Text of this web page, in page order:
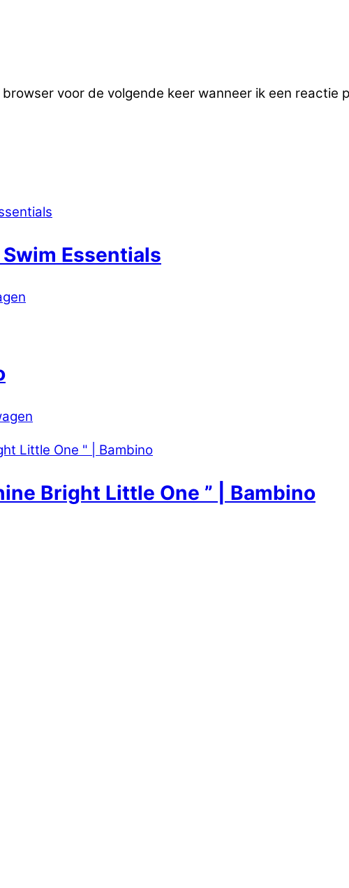
voor de volgende keer wanneer ik een reactie
Essentials
Bright Little One ” | Bambino